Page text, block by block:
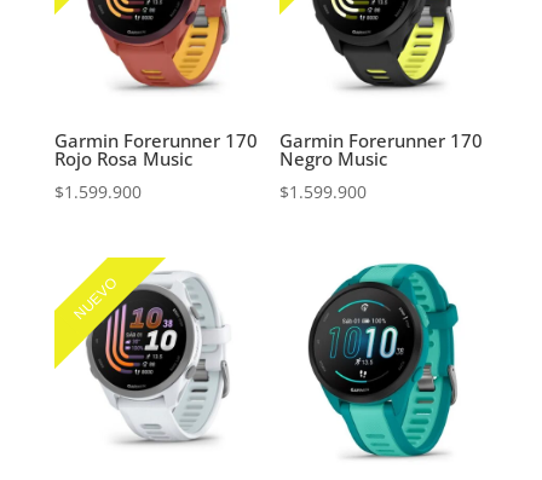
Garmin Forerunner 170
Rojo Rosa Music
$1.599.900
Garmin Forerunner 170
Negro Music
$1.599.900
NUEVO